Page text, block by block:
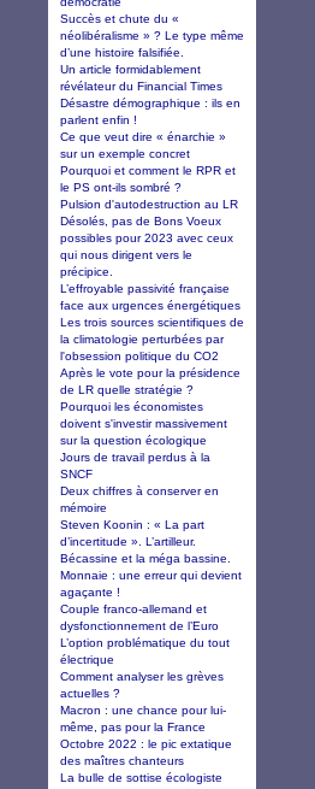
Succès et chute du «
néolibéralisme » ? Le type même
d’une histoire falsifiée.
Un article formidablement
révélateur du Financial Times
Désastre démographique : ils en
parlent enfin !
Ce que veut dire « énarchie »
sur un exemple concret
Pourquoi et comment le RPR et
le PS ont-ils sombré ?
Pulsion d'autodestruction au LR
Désolés, pas de Bons Voeux
possibles pour 2023 avec ceux
qui nous dirigent vers le
précipice.
L’effroyable passivité française
face aux urgences énergétiques
Les trois sources scientifiques de
la climatologie perturbées par
l'obsession politique du CO2
Après le vote pour la présidence
de LR quelle stratégie ?
Pourquoi les économistes
doivent s'investir massivement
sur la question écologique
Jours de travail perdus à la
SNCF
Deux chiffres à conserver en
mémoire
Steven Koonin : « La part
d’incertitude ». L’artilleur.
Bécassine et la méga bassine.
Monnaie : une erreur qui devient
agaçante !
Couple franco-allemand et
dysfonctionnement de l’Euro
L’option problématique du tout
électrique
Comment analyser les grèves
actuelles ?
Macron : une chance pour lui-
même, pas pour la France
Octobre 2022 : le pic extatique
des maîtres chanteurs
La bulle de sottise écologiste